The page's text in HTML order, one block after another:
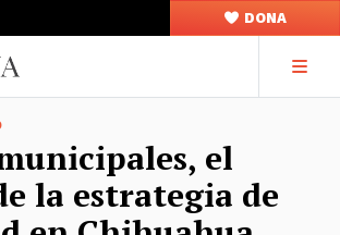
DONA
el
la estrategia de